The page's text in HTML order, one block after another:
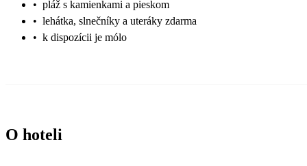
• pláž s kamienkami a pieskom
• lehátka, slnečníky a uteráky zdarma
• k dispozícii je mólo
O hoteli